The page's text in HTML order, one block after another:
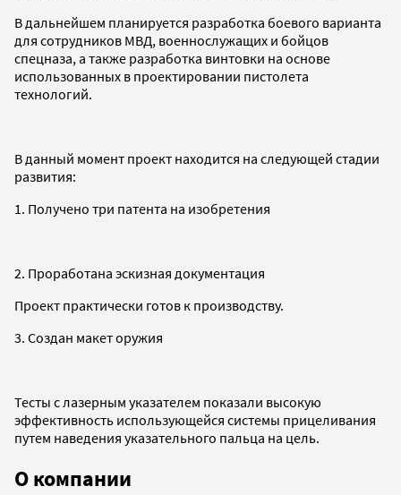
В дальнейшем планируется разработка боевого варианта
для сотрудников МВД, военнослужащих и бойцов
спецназа, а также разработка винтовки на основе
использованных в проектировании пистолета
технологий.
В данный момент проект находится на следующей стадии
развития:
1. Получено три патента на изобретения
2. Проработана эскизная документация
Проект практически готов к производству.
3. Создан макет оружия
Тесты с лазерным указателем показали высокую
эффективность использующейся системы прицеливания
путем наведения указательного пальца на цель.
О компании